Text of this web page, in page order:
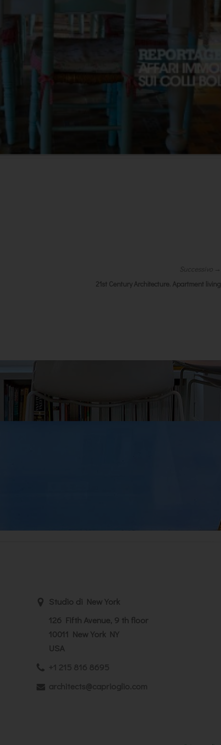
Successivo →
21st Century Architecture. Apartment living
Studio di New York
126 Fifth Avenue, 9 th floor
10011 New York NY
USA
+1 215 816 8695
architects@caprioglio.com